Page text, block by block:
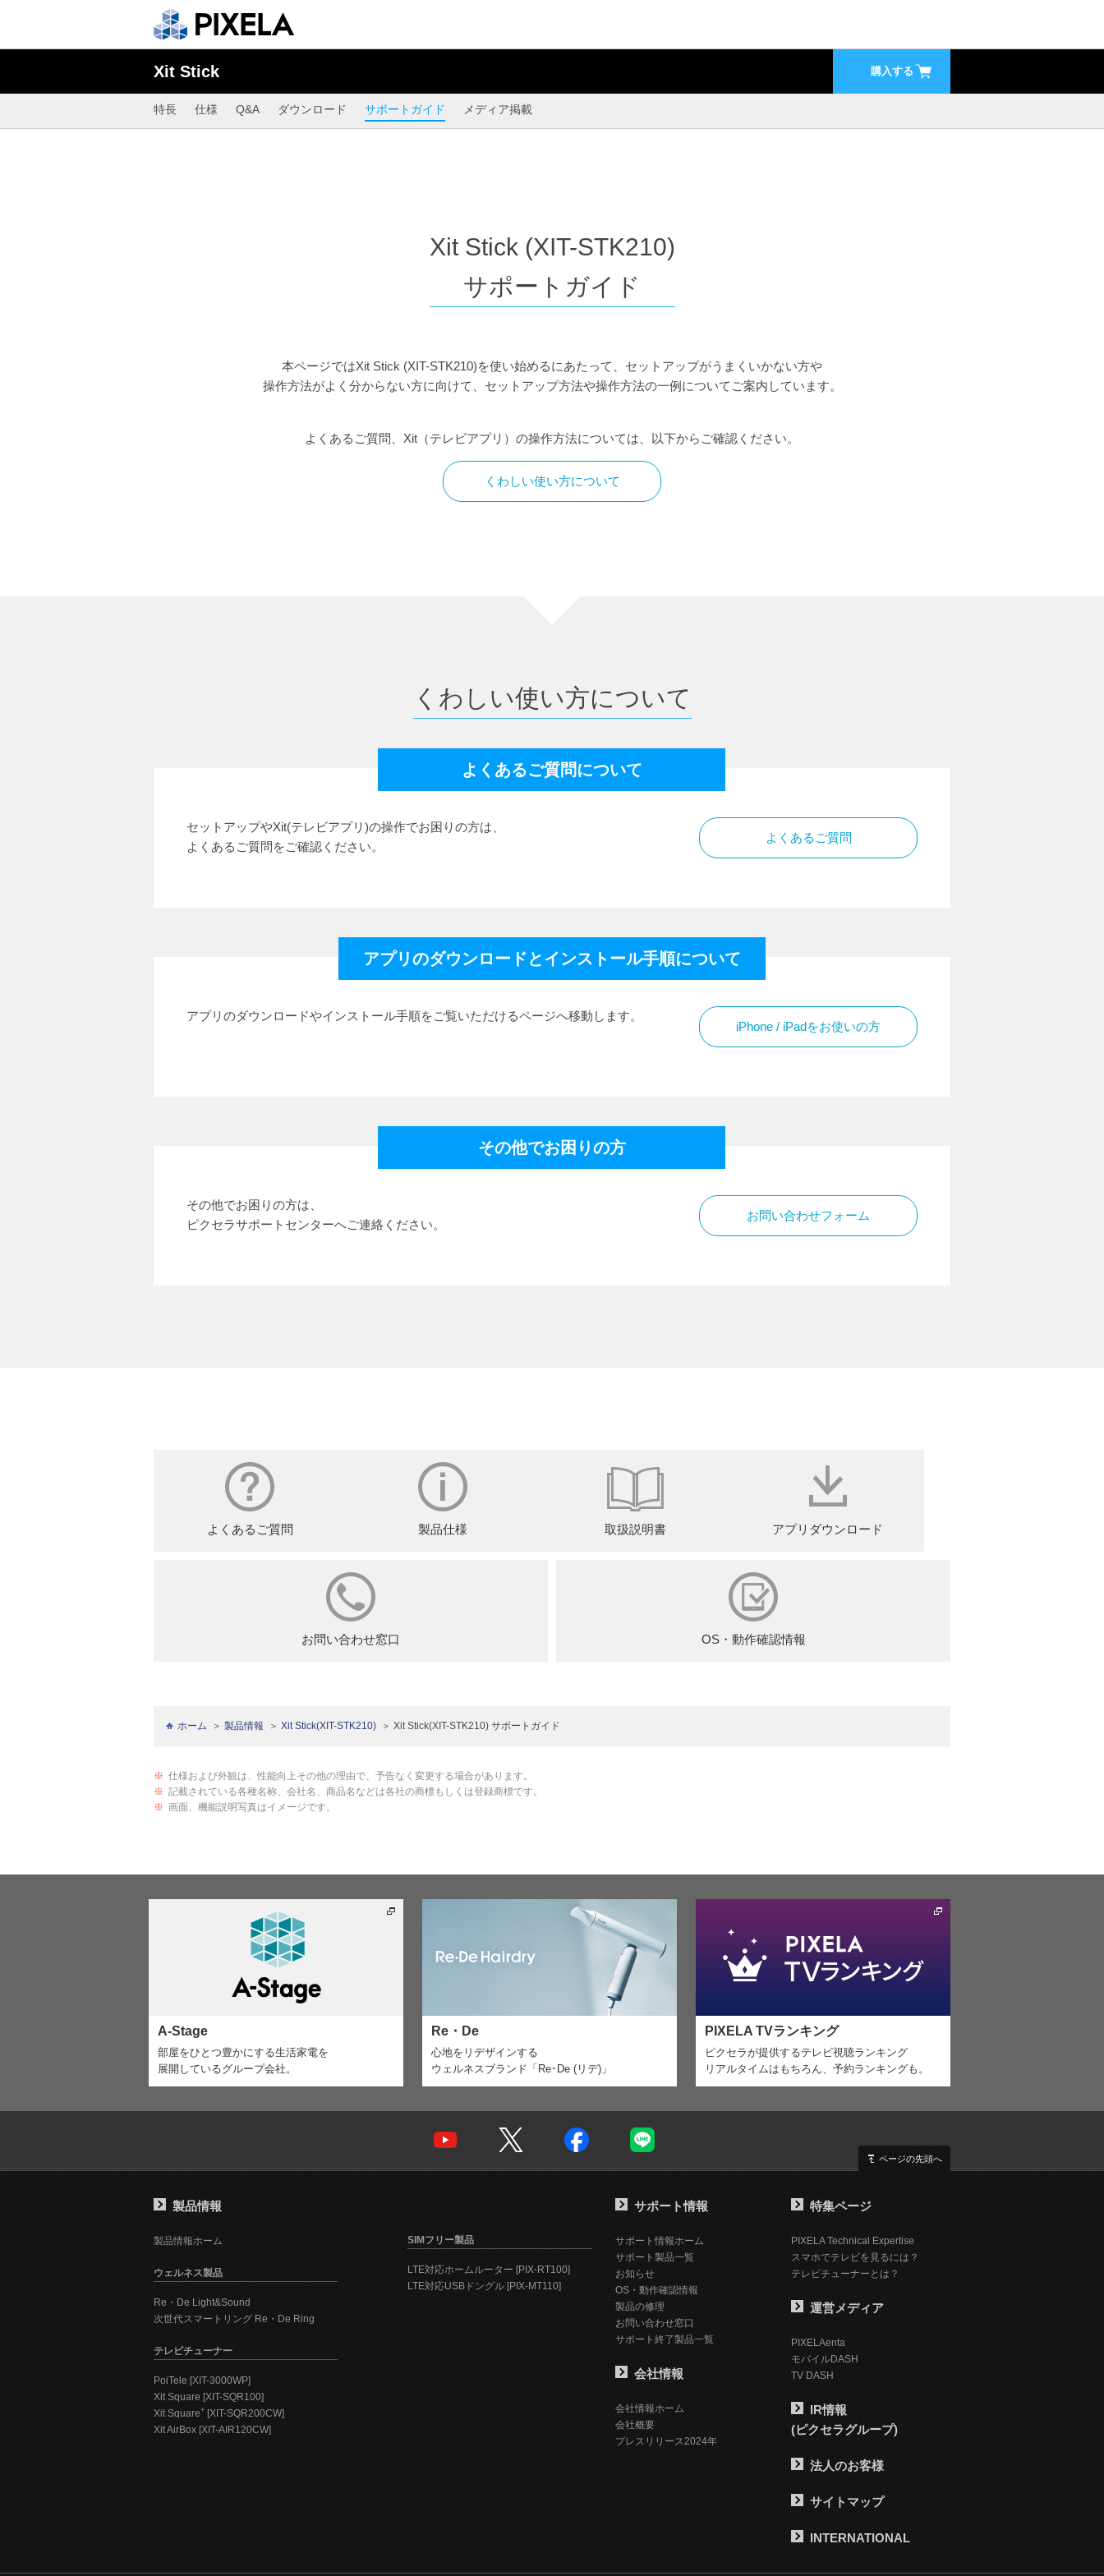
Xit Stick 購入する
特長 仕様 Q&A ダウンロード サポートガイド メディア掲載
Xit Stick (XIT-STK210)
サポートガイド
本ページではXit Stick (XIT-STK210)を使い始めるにあたって、セットアップがうまくいかない方や
操作方法がよく分からない方に向けて、セットアップ方法や操作方法の一例についてご案内しています。
よくあるご質問、Xit（テレビアプリ）の操作方法については、以下からご確認ください。
くわしい使い方について
くわしい使い方について
よくあるご質問について
セットアップやXit(テレビアプリ)の操作でお困りの方は、
よくあるご質問をご確認ください。
よくあるご質問
アプリのダウンロードとインストール手順について
アプリのダウンロードやインストール手順をご覧いただけるページへ移動します。
iPhone / iPadをお使いの方
その他でお困りの方
その他でお困りの方は、
ピクセラサポートセンターへご連絡ください。
お問い合わせフォーム
よくあるご質問 製品仕様 取扱説明書 アプリダウンロード
お問い合わせ窓口 OS・動作確認情報
ホーム 製品情報 Xit Stick(XIT-STK210) Xit Stick(XIT-STK210) サポートガイド
※ 仕様および外観は、性能向上その他の理由で、予告なく変更する場合があります。
※ 記載されている各種名称、会社名、商品名などは各社の商標もしくは登録商標です。
※ 画面、機能説明写真はイメージです。
A-Stage
部屋をひとつ豊かにする生活家電を
展開しているグループ会社。
Re・De
心地をリデザインする
ウェルネスブランド「Re･De (リデ)」
PIXELA TVランキング
ピクセラが提供するテレビ視聴ランキング
リアルタイムはもちろん、予約ランキングも。
ページの先頭へ
製品情報
製品情報ホーム
ウェルネス製品
Re・De Light&Sound
次世代スマートリング Re・De Ring
テレビチューナー
PoiTele [XIT-3000WP]
Xit Square [XIT-SQR100]
Xit Square+ [XIT-SQR200CW]
Xit AirBox [XIT-AIR120CW]
SIMフリー製品
LTE対応ホームルーター [PIX-RT100]
LTE対応USBドングル [PIX-MT110]
サポート情報
サポート情報ホーム
サポート製品一覧
お知らせ
OS・動作確認情報
製品の修理
お問い合わせ窓口
サポート終了製品一覧
会社情報
会社情報ホーム
会社概要
プレスリリース2024年
特集ページ
PIXELA Technical Expertise
スマホでテレビを見るには？
テレビチューナーとは？
運営メディア
PIXELAenta
モバイルDASH
TV DASH
IR情報
(ピクセラグループ)
法人のお客様
サイトマップ
INTERNATIONAL